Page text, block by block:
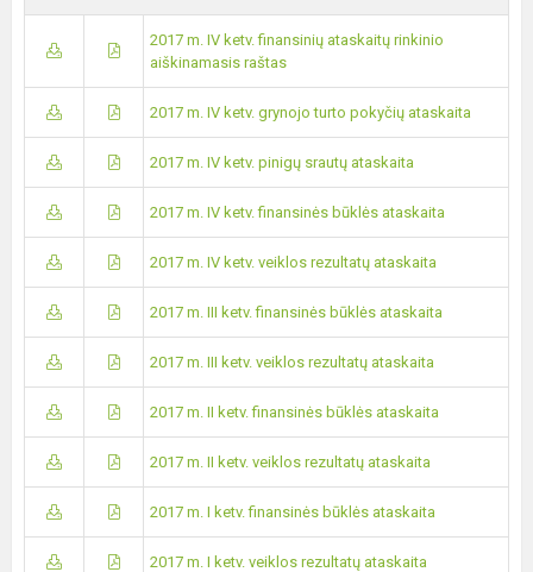
2017 m. IV ketv. finansinių ataskaitų rinkinio
aiškinamasis raštas
2017 m. IV ketv. grynojo turto pokyčių ataskaita
2017 m. IV ketv. pinigų srautų ataskaita
2017 m. IV ketv. finansinės būklės ataskaita
2017 m. IV ketv. veiklos rezultatų ataskaita
2017 m. III ketv. finansinės būklės ataskaita
2017 m. III ketv. veiklos rezultatų ataskaita
2017 m. II ketv. finansinės būklės ataskaita
2017 m. II ketv. veiklos rezultatų ataskaita
2017 m. I ketv. finansinės būklės ataskaita
2017 m. I ketv. veiklos rezultatų ataskaita